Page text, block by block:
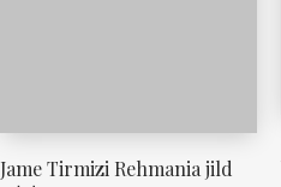
Jame Tirmizi Rehmania jild